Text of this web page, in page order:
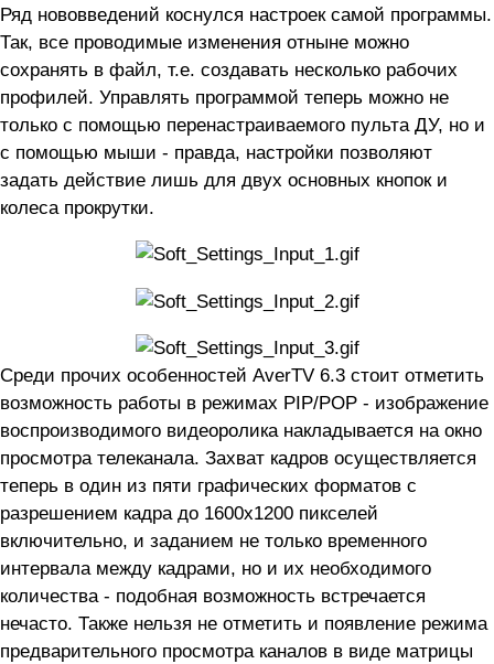
Ряд нововведений коснулся настроек самой программы.
Так, все проводимые изменения отныне можно
сохранять в файл, т.е. создавать несколько рабочих
профилей. Управлять программой теперь можно не
только с помощью перенастраиваемого пульта ДУ, но и
с помощью мыши - правда, настройки позволяют
задать действие лишь для двух основных кнопок и
колеса прокрутки.
Среди прочих особенностей AverTV 6.3 стоит отметить
возможность работы в режимах PIP/POP - изображение
воспроизводимого видеоролика накладывается на окно
просмотра телеканала. Захват кадров осуществляется
теперь в один из пяти графических форматов с
разрешением кадра до 1600х1200 пикселей
включительно, и заданием не только временного
интервала между кадрами, но и их необходимого
количества - подобная возможность встречается
нечасто. Также нельзя не отметить и появление режима
предварительного просмотра каналов в виде матрицы